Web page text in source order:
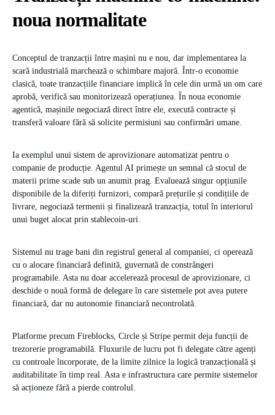
noua normalitate
Conceptul de tranzacții între mașini nu e nou, dar implementarea la
scară industrială marchează o schimbare majoră. Într-o economie
clasică, toate tranzacțiile financiare implică în cele din urmă un om care
aprobă, verifică sau monitorizează operațiunea. În noua economie
agentică, mașinile negociază direct între ele, execută contracte și
transferă valoare fără să solicite permisiuni sau confirmări umane.
Ia exemplul unui sistem de aprovizionare automatizat pentru o
companie de producție. Agentul AI primește un semnal că stocul de
materii prime scade sub un anumit prag. Evaluează singur opțiunile
disponibile de la diferiți furnizori, compară prețurile și condițiile de
livrare, negociază termenii și finalizează tranzacția, totul în interiorul
unui buget alocat prin stablecoin-uri.
Sistemul nu trage bani din registrul general al companiei, ci operează
cu o alocare financiară definită, guvernată de constrângeri
programabile. Asta nu doar accelerează procesul de aprovizionare, ci
deschide o nouă formă de delegare în care sistemele pot avea putere
financiară, dar nu autonomie financiară necontrolată.
Platforme precum Fireblocks, Circle și Stripe permit deja funcții de
trezorerie programabilă. Fluxurile de lucru pot fi delegate către agenți
cu controale încorporate, de la limite zilnice la logică tranzacțională și
auditabilitate în timp real. Asta e infrastructura care permite sistemelor
să acționeze fără a pierde controlul.